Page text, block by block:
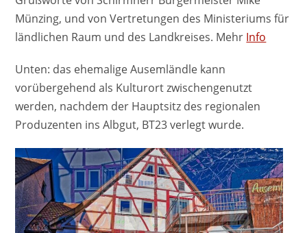
Münzing, und von Vertretungen des Ministeriums für
ländlichen Raum und des Landkreises. Mehr Info
Unten: das ehemalige Ausemländle kann
vorübergehend als Kulturort zwischengenutzt
werden, nachdem der Hauptsitz des regionalen
Produzenten ins Albgut, BT23 verlegt wurde.